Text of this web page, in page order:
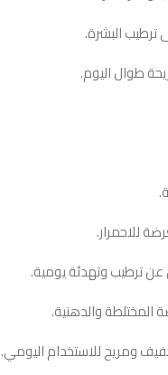
البشرة.
طوال اليوم.
للاحمرار.
عن ترطيب وتهدئة يومية.
المختلطة والدهنية.
ومريح للاستخدام اليومي.